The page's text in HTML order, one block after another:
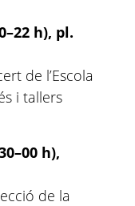
h), pl.
de l’Escola
i tallers
h),
de la